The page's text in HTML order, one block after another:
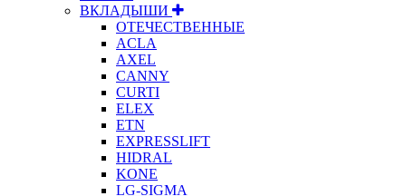
ВКЛАДЫШИ
ОТЕЧЕСТВЕННЫЕ
ACLA
AXEL
CANNY
CURTI
ELEX
ETN
EXPRESSLIFT
HIDRAL
KONE
LG-SIGMA